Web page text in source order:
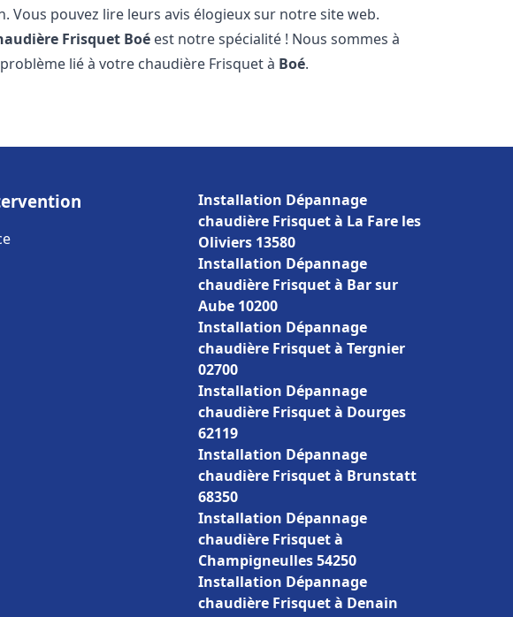
pouvez lire leurs avis élogieux sur notre site web.
Frisquet Boé est notre spécialité ! Nous sommes à
lié à votre chaudière Frisquet à Boé.
Installation Dépannage
chaudière Frisquet à La Fare les
Oliviers 13580
Installation Dépannage
chaudière Frisquet à Bar sur
Aube 10200
Installation Dépannage
chaudière Frisquet à Tergnier
02700
Installation Dépannage
chaudière Frisquet à Dourges
62119
Installation Dépannage
chaudière Frisquet à Brunstatt
68350
Installation Dépannage
chaudière Frisquet à
Champigneulles 54250
Installation Dépannage
chaudière Frisquet à Denain